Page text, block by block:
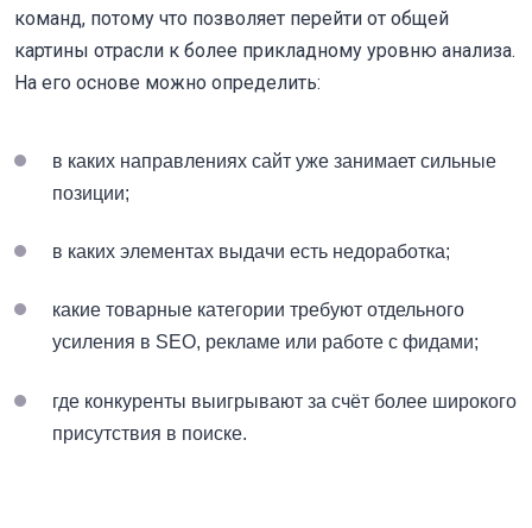
команд, потому что позволяет перейти от общей
картины отрасли к более прикладному уровню анализа.
На его основе можно определить:
в каких направлениях сайт уже занимает сильные
позиции;
в каких элементах выдачи есть недоработка;
какие товарные категории требуют отдельного
усиления в SEO, рекламе или работе с фидами;
где конкуренты выигрывают за счёт более широкого
присутствия в поиске.